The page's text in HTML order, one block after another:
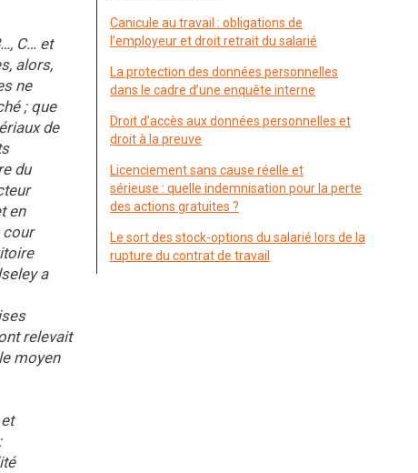
C… et
alors,
ne
; que
de
du
en
cour
a
relevait
moyen
Canicule au travail : obligations de
l’employeur et droit retrait du salarié
La protection des données personnelles
dans le cadre d’une enquête interne
Droit d’accès aux données personnelles et
droit à la preuve
Licenciement sans cause réelle et
sérieuse : quelle indemnisation pour la perte
des actions gratuites ?
Le sort des stock-options du salarié lors de la
rupture du contrat de travail